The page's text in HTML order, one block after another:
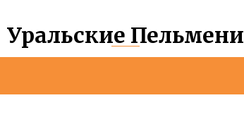
Уральские Пельмени